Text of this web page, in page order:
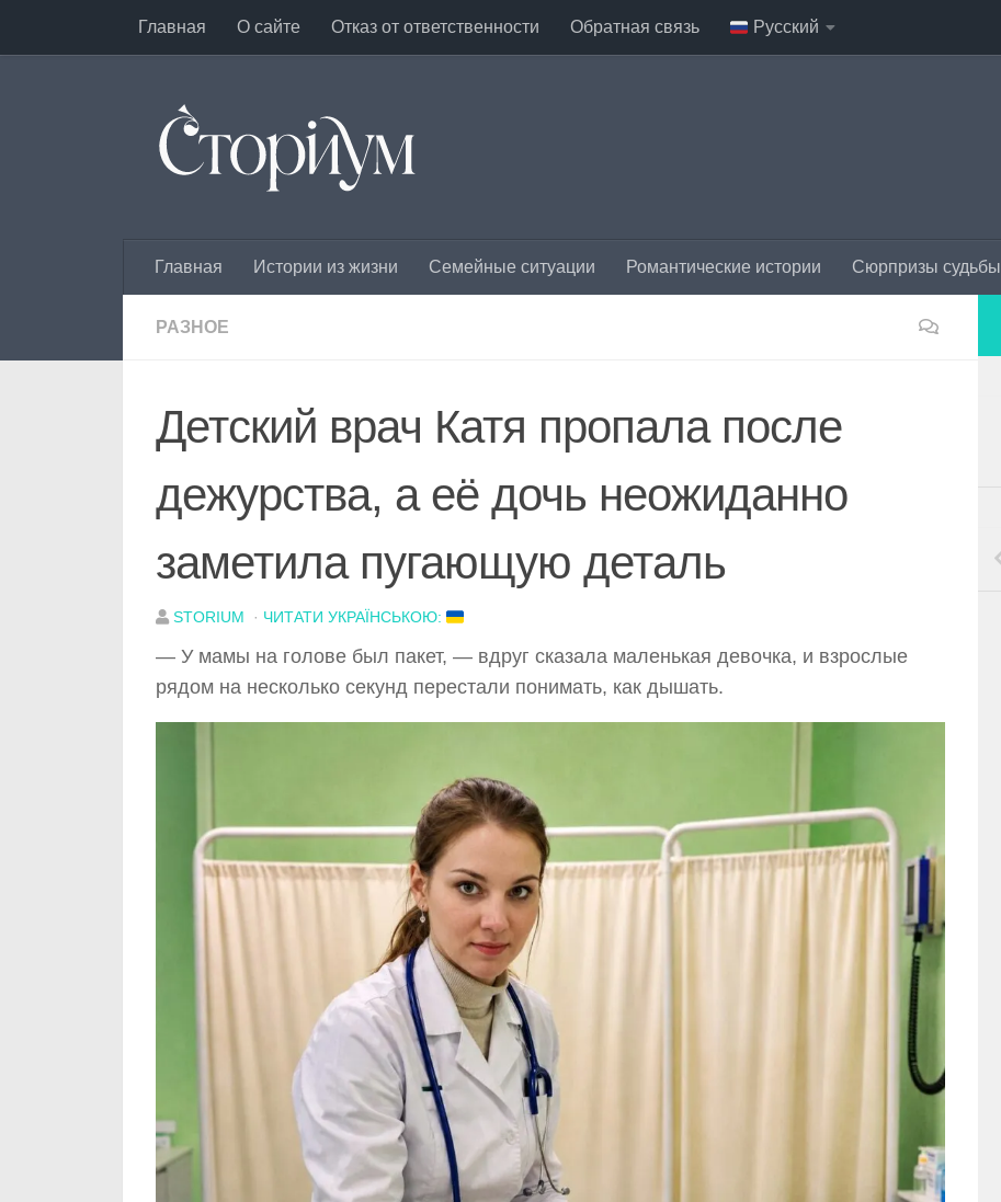
Под записьюГлавная О сайте Отказ от ответственности Обратная связь Русский
Главная Истории из жизни Семейные ситуации Романтические истории Сюрпризы судьбы
РАЗНОЕ
Детский врач Катя пропала после
дежурства, а её дочь неожиданно
заметила пугающую деталь
STORIUM · ЧИТАТИ УКРАЇНСЬКОЮ:
— У мамы на голове был пакет, — вдруг сказала маленькая девочка, и взрослые
рядом на несколько секунд перестали понимать, как дышать.